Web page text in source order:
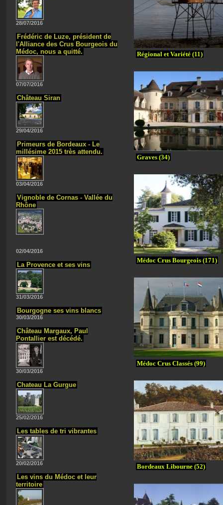
28/07/2016
Frédéric de Luze, président de
l'Alliance des Crus Bourgeois du
Médoc, nous a quitté.
07/07/2016
Château Siran
29/04/2016
Primeurs de Bordeaux - Le
millésime 2015 très attendu.
03/04/2016
Vignoble de Cornas - Vallée du
Rhône
02/04/2016
La Provence et ses vins
31/03/2016
Bourgogne ses vins blancs
30/03/2016
Château Margaux, Paul
Pontallier est décédé.
30/03/2016
Chateau La Gurgue
25/02/2016
Les tables de tri vibrantes
20/02/2016
Les vins du Médoc et leur
territoire
Régional et Variété (11)
Graves (34)
Médoc Crus Bourgeois (171)
Médoc Crus Classés (99)
Bordeaux Libourne (52)